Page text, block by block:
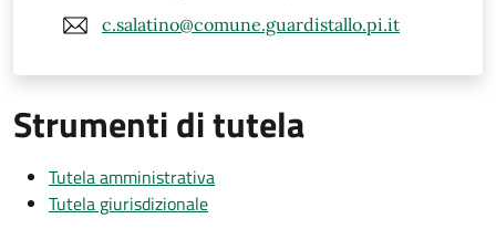
c.salatino@comune.guardistallo.pi.it
Strumenti di tutela
Tutela amministrativa
Tutela giurisdizionale